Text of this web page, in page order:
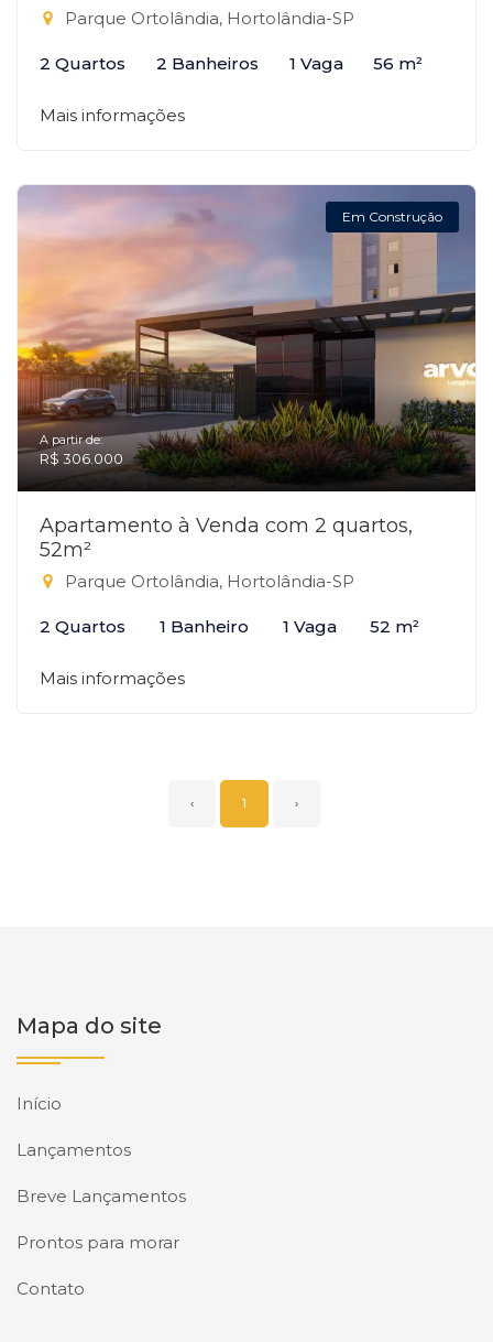
Parque Ortolândia, Hortolândia-SP
2 Quartos 2 Banheiros 1 Vaga 56 m²
Mais informações
Em Construção
A partir de:
R$ 306.000
Apartamento à Venda com 2 quartos,
52m²
Parque Ortolândia, Hortolândia-SP
2 Quartos 1 Banheiro 1 Vaga 52 m²
Mais informações
‹ 1 ›
Mapa do site
Início
Lançamentos
Breve Lançamentos
Prontos para morar
Contato